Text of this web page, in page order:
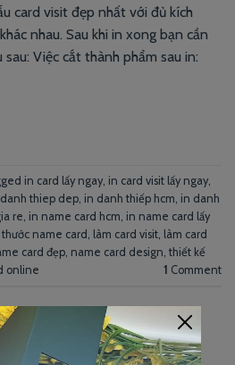
card visit đẹp nhất với đủ kích
nhau. Sau khi in xong bạn cần
Việc cắt thành phẩm sau in:
in card lấy ngay in card visit lấy ngay
thiep dep in danh thiếp hcm in danh
re in name card hcm in name card lấy
thước name card làm card visit
làm card
card đẹp name card design thiết kế
online 1 Comment